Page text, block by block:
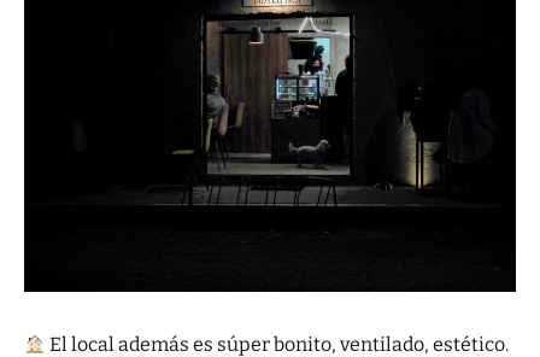
El local además es súper bonito, ventilado, estético.